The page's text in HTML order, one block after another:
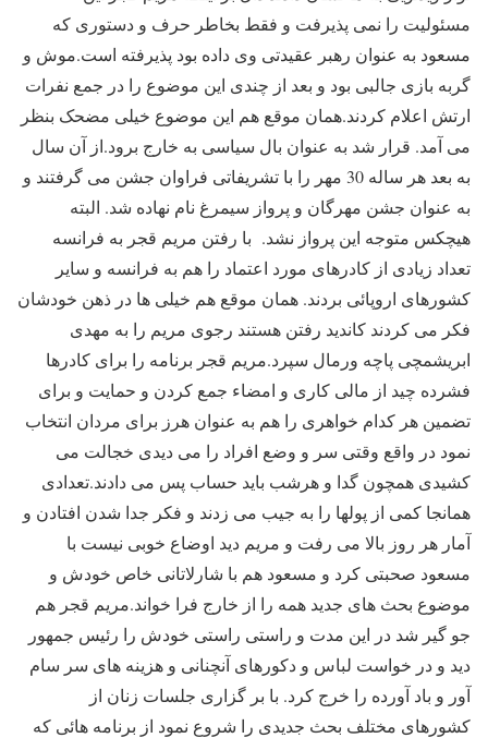
مسئولیت را نمی پذیرفت و فقط بخاطر حرف و دستوری که
مسعود به عنوان رهبر عقیدتی وی داده بود پذیرفته است.موش و
گربه بازی جالبی بود و بعد از چندی این موضوع را در جمع نفرات
ارتش اعلام کردند.همان موقع هم این موضوع خیلی مضحک بنظر
می آمد. قرار شد به عنوان بال سیاسی به خارج برود.از آن سال
به بعد هر ساله 30 مهر را با تشریفاتی فراوان جشن می گرفتند و
به عنوان جشن مهرگان و پرواز سیمرغ نام نهاده شد. البته
هیچکس متوجه این پرواز نشد. با رفتن مریم قجر به فرانسه
تعداد زیادی از کادرهای مورد اعتماد را هم به فرانسه و سایر
کشورهای اروپائی بردند. همان موقع هم خیلی ها در ذهن خودشان
فکر می کردند کاندید رفتن هستند رجوی مریم را به مهدی
ابریشمچی پاچه ورمال سپرد.مریم قجر برنامه را برای کادرها
فشرده چید از مالی کاری و امضاء جمع کردن و حمایت و برای
تضمین هر کدام خواهری را هم به عنوان هرز برای مردان انتخاب
نمود در واقع وقتی سر و وضع افراد را می دیدی خجالت می
کشیدی همچون گدا و هرشب باید حساب پس می دادند.تعدادی
همانجا کمی از پولها را به جیب می زدند و فکر جدا شدن افتادن و
آمار هر روز بالا می رفت و مریم دید اوضاع خوبی نیست با
مسعود صحبتی کرد و مسعود هم با شارلاتانی خاص خودش و
موضوع بحث های جدید همه را از خارج فرا خواند.مریم قجر هم
جو گیر شد در این مدت و راستی راستی خودش را رئیس جمهور
دید و در خواست لباس و دکورهای آنچنانی و هزینه های سر سام
آور و باد آورده را خرج کرد. با بر گزاری جلسات زنان از
کشورهای مختلف بحث جدیدی را شروع نمود از برنامه هائی که